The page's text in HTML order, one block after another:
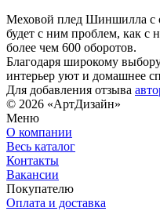
Меховой плед Шиншилла с
будет с ним проблем, как с
более чем 600 оборотов.
Благодаря широкому
интерьер уют и домашнее
Для добавления отзыва
© 2026 «АртДизайн»
Меню
О компании
Весь каталог
Контакты
Вакансии
Покупателю
Оплата и доставка